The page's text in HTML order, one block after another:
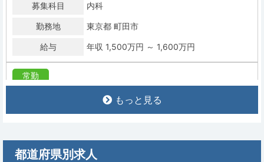
募集科目 内科
勤務地 東京都 町田市
給与 年収 1,500万円 ～ 1,600万円
常勤
社会医療法人社団慈生会 等潤病院
勤務地 東京都 足立区
もっと見る
都道府県別求人